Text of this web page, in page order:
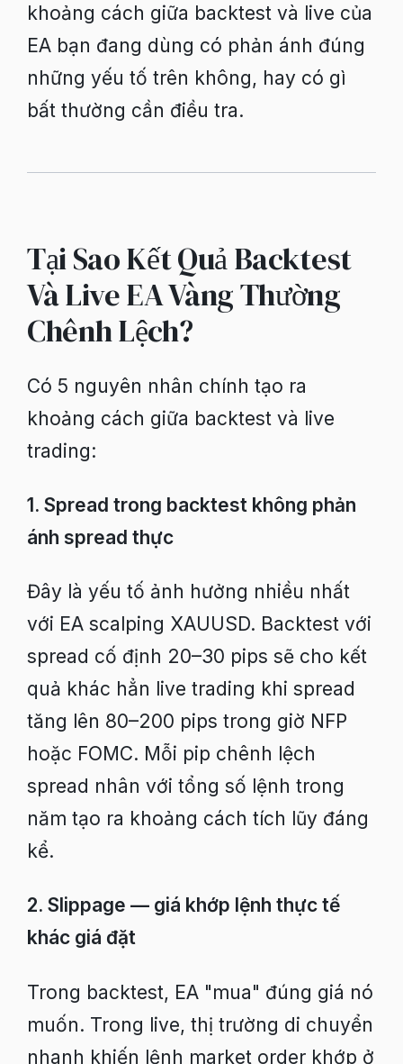
khoảng cách giữa backtest và live của
EA bạn đang dùng có phản ánh đúng
những yếu tố trên không, hay có gì
bất thường cần điều tra.
Tại Sao Kết Quả Backtest
Và Live EA Vàng Thường
Chênh Lệch?
Có 5 nguyên nhân chính tạo ra
khoảng cách giữa backtest và live
trading:
1. Spread trong backtest không phản
ánh spread thực
Đây là yếu tố ảnh hưởng nhiều nhất
với EA scalping XAUUSD. Backtest với
spread cố định 20–30 pips sẽ cho kết
quả khác hẳn live trading khi spread
tăng lên 80–200 pips trong giờ NFP
hoặc FOMC. Mỗi pip chênh lệch
spread nhân với tổng số lệnh trong
năm tạo ra khoảng cách tích lũy đáng
kể.
2. Slippage — giá khớp lệnh thực tế
khác giá đặt
Trong backtest, EA "mua" đúng giá nó
muốn. Trong live, thị trường di chuyển
nhanh khiến lệnh market order khớp ở